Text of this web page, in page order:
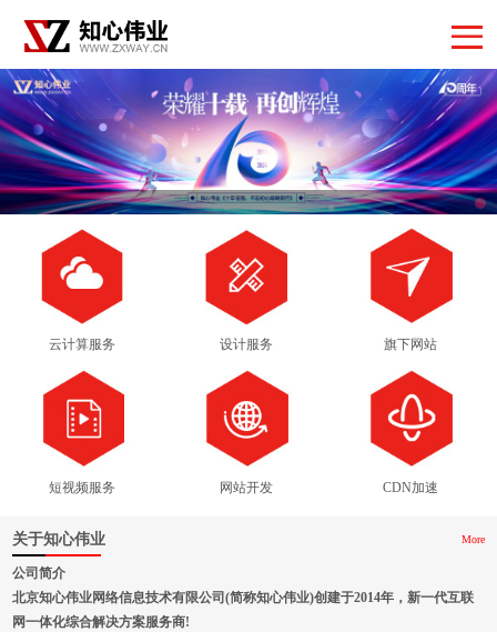
云计算服务 设计服务 旗下网站
短视频服务 网站开发 CDN加速
关于知心伟业 More
公司简介
北京知心伟业网络信息技术有限公司(简称知心伟业)创建于2014年，新一代互联
网一体化综合解决方案服务商!